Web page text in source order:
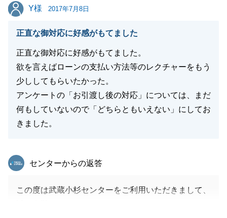
Y様
Y様 2017年7月8日
正直な御対応に好感がもてました
正直な御対応に好感がもてました。
欲を言えばローンの支払い方法等のレクチャーをもう
少ししてもらいたかった。
アンケートの「お引渡し後の対応」については、まだ
何もしていないので「どちらともいえない」にしてお
きました。
東急リバブル
センターからの返答
この度は武蔵小杉センターをご利用いただきまして、